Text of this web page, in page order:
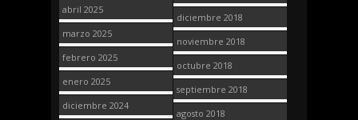
abril 2025
marzo 2025
febrero 2025
enero 2025
diciembre 2024
diciembre 2018
noviembre 2018
octubre 2018
septiembre 2018
agosto 2018